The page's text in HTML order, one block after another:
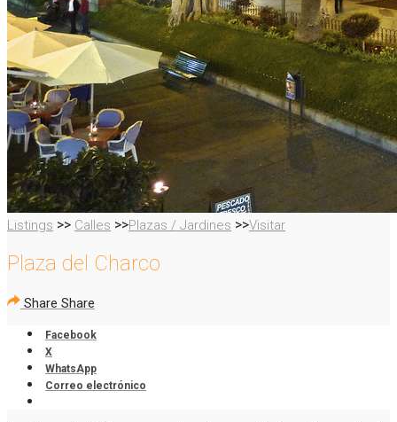
Listings >> Calles >>Plazas / Jardines >>Visitar
Plaza del Charco
Share Share
Facebook
X
WhatsApp
Correo electrónico